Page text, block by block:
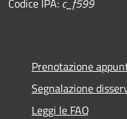
Prenotazione
Segnalazione
Leggi le FAQ